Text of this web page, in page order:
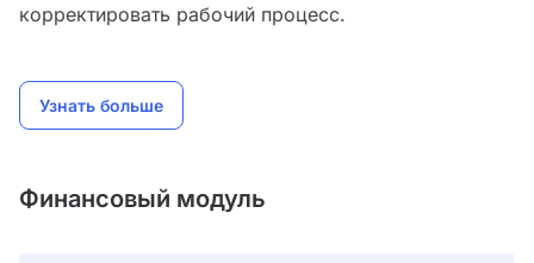
корректировать рабочий процесс.
Узнать больше
Финансовый модуль